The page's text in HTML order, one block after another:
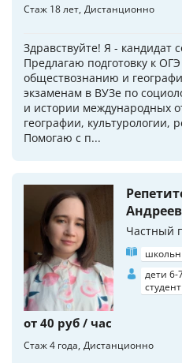
Стаж 18 лет Дистанционно
Здравствуйте! Я - кандидат
Предлагаю подготовку к
обществознанию и
экзаменам в ВУЗе по
и истории международных
географии, культурологии,
Помогаю с п...
Частный
дети 6-
от 40 руб / час
Стаж 4 года Дистанционно